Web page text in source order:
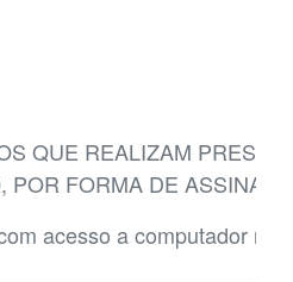
QUE REALIZAM
POR FORMA DE
acesso a computador no